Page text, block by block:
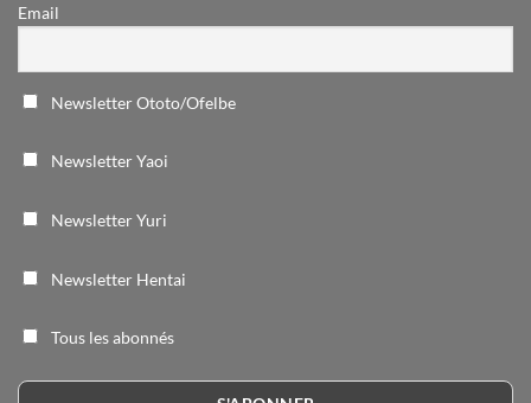
Email
Newsletter Ototo/Ofelbe
Newsletter Yaoi
Newsletter Yuri
Newsletter Hentai
Tous les abonnés